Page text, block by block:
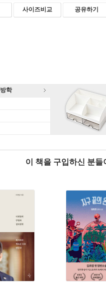
사이즈비교 공유하기
학
이 책을 구입하신 분